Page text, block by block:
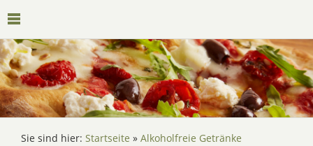
Sie sind hier: Startseite » Alkoholfreie Getränke